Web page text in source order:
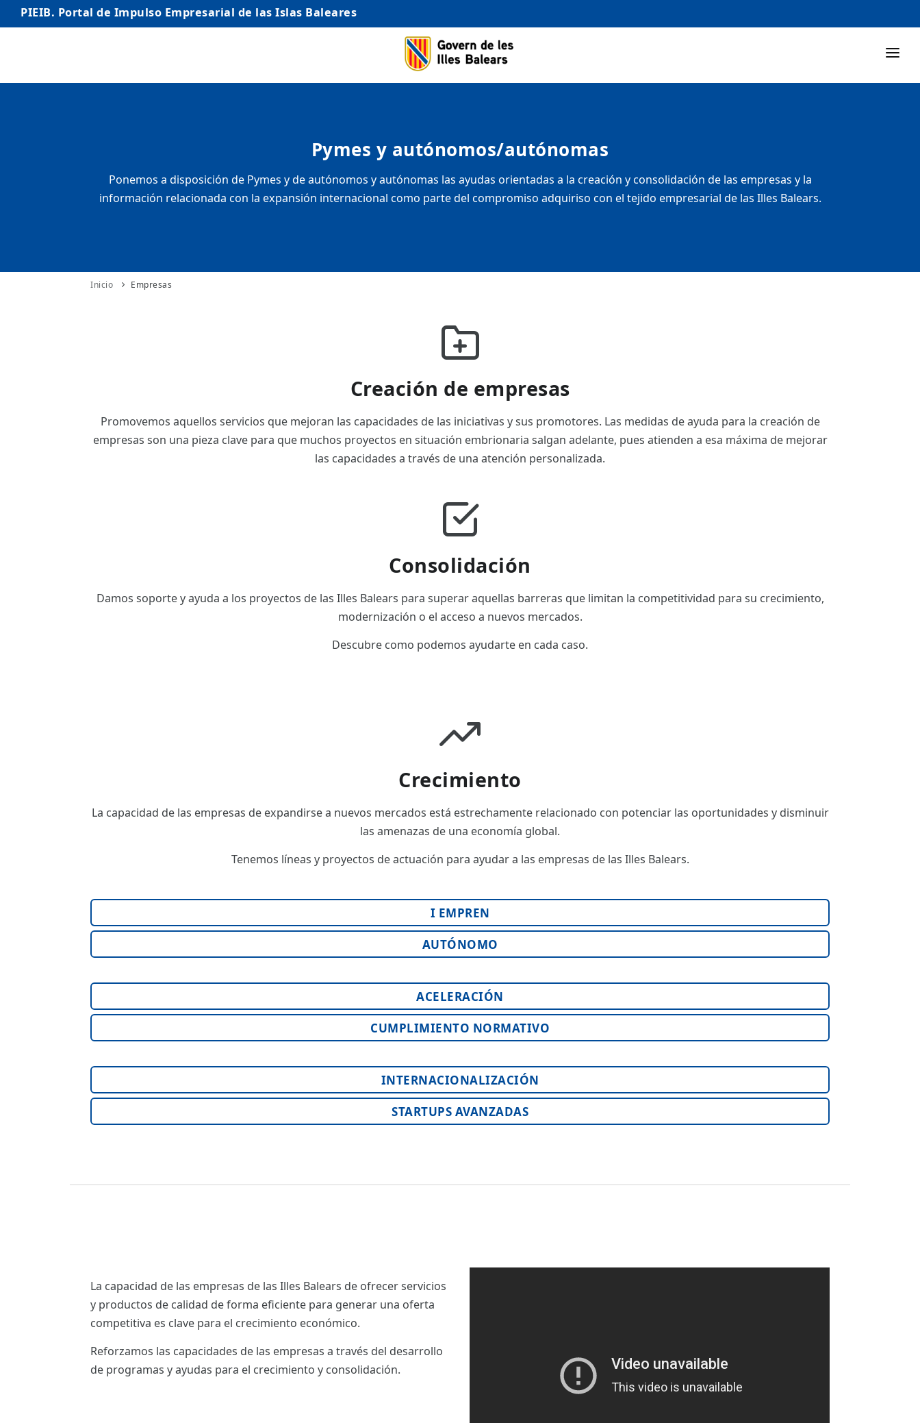
PIEIB. Portal de Impulso Empresarial de las Islas Baleares
INICIO
Pymes y autónomos/autónomas
Ponemos a disposición de Pymes y de autónomos y autónomas las ayudas orientadas a la creación y consolidación de las empresas y la
información relacionada con la expansión internacional como parte del compromiso adquiriso con el tejido empresarial de las Illes Balears.
Inicio Empresas
Creación de empresas
Promovemos aquellos servicios que mejoran las capacidades de las iniciativas y sus promotores. Las medidas de ayuda para la creación de
empresas son una pieza clave para que muchos proyectos en situación embrionaria salgan adelante, pues atienden a esa máxima de mejorar
las capacidades a través de una atención personalizada.
Consolidación
Damos soporte y ayuda a los proyectos de las Illes Balears para superar aquellas barreras que limitan la competitividad para su crecimiento,
modernización o el acceso a nuevos mercados.
Descubre como podemos ayudarte en cada caso.
Crecimiento
La capacidad de las empresas de expandirse a nuevos mercados está estrechamente relacionado con potenciar las oportunidades y disminuir
las amenazas de una economía global.
Tenemos líneas y proyectos de actuación para ayudar a las empresas de las Illes Balears.
I EMPREN
AUTÓNOMO
ACELERACIÓN
CUMPLIMIENTO NORMATIVO
INTERNACIONALIZACIÓN
STARTUPS AVANZADAS
La capacidad de las empresas de las Illes Balears de ofrecer servicios
y productos de calidad de forma eficiente para generar una oferta
competitiva es clave para el crecimiento económico.
Reforzamos las capacidades de las empresas a través del desarrollo
de programas y ayudas para el crecimiento y consolidación.